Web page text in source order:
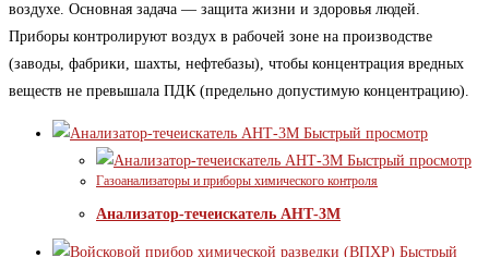
воздухе. Основная задача — защита жизни и здоровья людей.
Приборы контролируют воздух в рабочей зоне на производстве
(заводы, фабрики, шахты, нефтебазы), чтобы концентрация вредных
веществ не превышала ПДК (предельно допустимую концентрацию).
Быстрый просмотр
Быстрый просмотр
Газоанализаторы и приборы химического контроля
Анализатор-течеискатель АНТ-3М
Быстрый